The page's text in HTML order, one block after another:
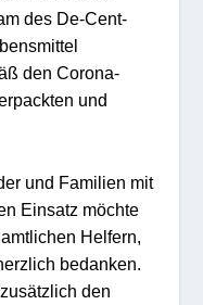
des De-Cent-
den Corona-
und
und Familien mit
Einsatz möchte
Helfern,
bedanken.
den